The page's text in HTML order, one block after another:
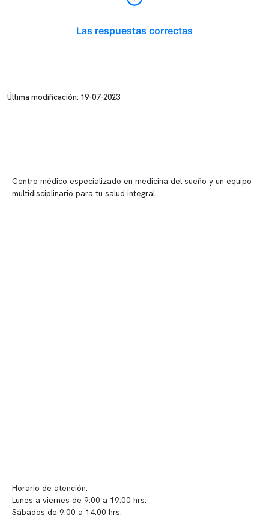
Las respuestas correctas
Última modificación: 19-07-2023
Centro médico especializado en medicina del sueño y un equipo
multidisciplinario para tu salud integral.
Horario de atención:
Lunes a viernes de 9:00 a 19:00 hrs.
Sábados de 9:00 a 14:00 hrs.